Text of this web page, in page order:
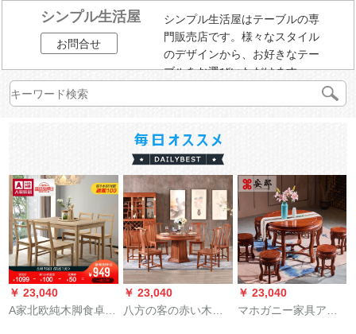
シンプル生活屋
お問合せ
シンプル生活屋はテーブルの専
門販売店です。様々なスタイル
のデザインから、お好きなテー
ブルをお選びいただけます。
￥ 23,040
A家北欧純木脚食卓椅
￥ 23,040
八方の客の赤い木の
￥ 23,040
マホガニー家具アフ